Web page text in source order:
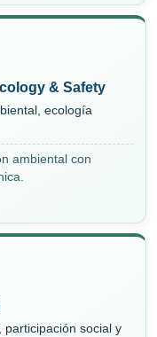
& Safety
ecología
ambiental con
participación social y